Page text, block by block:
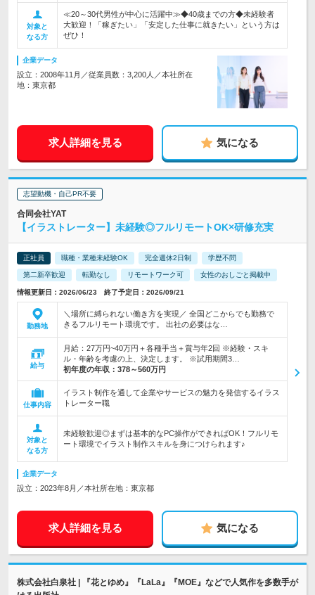
対象と
なる方
≪20～30代男性が中心に活躍中≫◆40歳までの方◆未経験者
大歓迎！「稼ぎたい」「安定した仕事に就きたい」という方は
ぜひ！
企業データ
設立：2008年11月／従業員数：3,200人／本社所在
地：東京都
求人詳細を見る 気になる
志望動機・自己PR不要
合同会社YAT
【イラストレーター】未経験◎フルリモートOK×研修充実
正社員 職種・業種未経験OK 完全週休2日制 学歴不問
第二新卒歓迎 転勤なし リモートワーク可 女性のおしごと掲載中
情報更新日：2026/06/23 終了予定日：2026/09/21
勤務地
＼場所に縛られない働き方を実現／ 全国どこからでも勤務で
きるフルリモート環境です。 出社の必要はな…
給与
月給：27万円~40万円＋各種手当＋賞与年2回 ※経験・スキ
ル・年齢を考慮の上、決定します。 ※試用期間3…
初年度の年収： 378～560万円
仕事内容
イラスト制作を通して企業やサービスの魅力を発信するイラス
トレーター職
対象と
なる方
未経験歓迎◎まずは基本的なPC操作ができればOK！フルリモ
ート環境でイラスト制作スキルを身につけられます♪
企業データ
設立：2023年8月／本社所在地：東京都
求人詳細を見る 気になる
株式会社白泉社 | 『花とゆめ』『LaLa』『MOE』などで人気作を多数手が